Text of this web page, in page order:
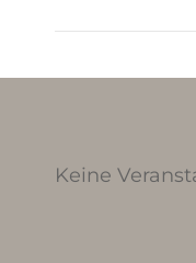
Keine